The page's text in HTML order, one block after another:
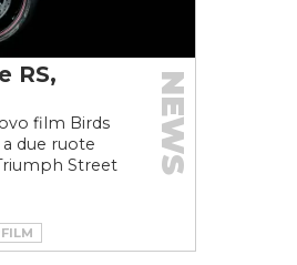
RS,
film Birds
due ruote
Street
NEWS